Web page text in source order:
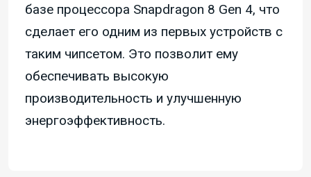
базе процессора Snapdragon 8 Gen 4, что
сделает его одним из первых устройств с
таким чипсетом. Это позволит ему
обеспечивать высокую
производительность и улучшенную
энергоэффективность.